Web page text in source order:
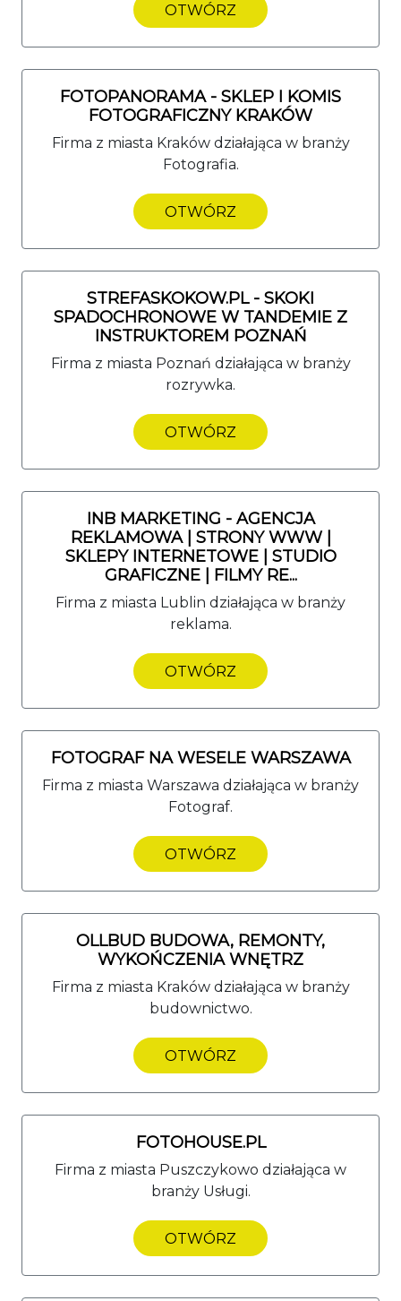
OTWÓRZ
FOTOPANORAMA - SKLEP I KOMIS
FOTOGRAFICZNY KRAKÓW
Firma z miasta Kraków działająca w branży
Fotografia.
OTWÓRZ
STREFASKOKOW.PL - SKOKI
SPADOCHRONOWE W TANDEMIE Z
INSTRUKTOREM POZNAŃ
Firma z miasta Poznań działająca w branży
rozrywka.
OTWÓRZ
INB MARKETING - AGENCJA
REKLAMOWA | STRONY WWW |
SKLEPY INTERNETOWE | STUDIO
GRAFICZNE | FILMY RE...
Firma z miasta Lublin działająca w branży
reklama.
OTWÓRZ
FOTOGRAF NA WESELE WARSZAWA
Firma z miasta Warszawa działająca w branży
Fotograf.
OTWÓRZ
OLLBUD BUDOWA, REMONTY,
WYKOŃCZENIA WNĘTRZ
Firma z miasta Kraków działająca w branży
budownictwo.
OTWÓRZ
FOTOHOUSE.PL
Firma z miasta Puszczykowo działająca w
branży Usługi.
OTWÓRZ